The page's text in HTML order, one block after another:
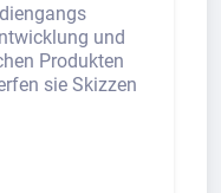
und
Produkten
sie Skizzen